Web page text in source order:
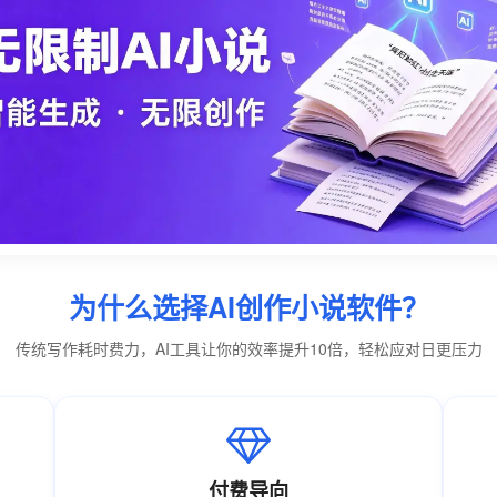
为什么选择AI创作小说软件？
传统写作耗时费力，AI工具让你的效率提升10倍，轻松应对日更压力
付费导向